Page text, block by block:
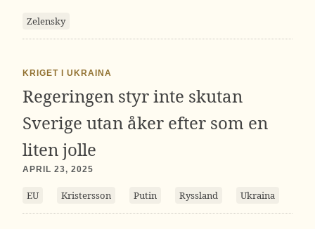
Zelensky
KRIGET I UKRAINA
Regeringen styr inte skutan
Sverige utan åker efter som en
liten jolle
APRIL 23, 2025
EU Kristersson Putin Ryssland Ukraina